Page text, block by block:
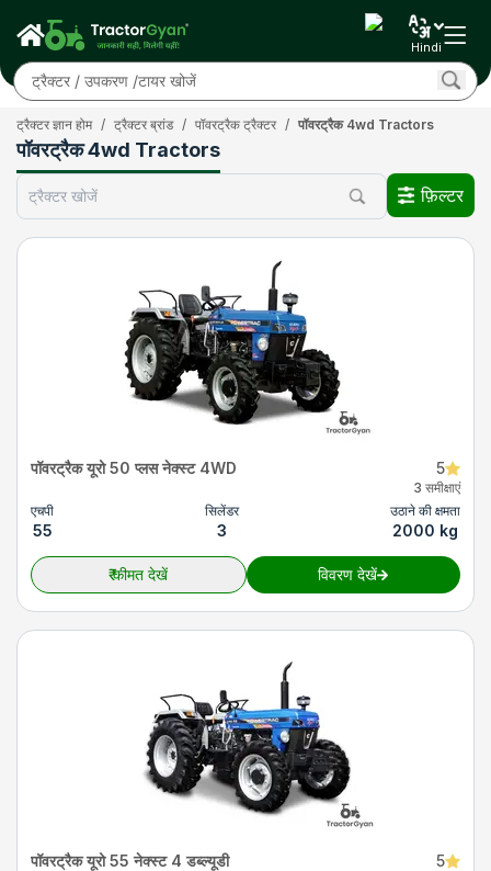
Hindi
पॉवरट्रैक 4wd Tractors
ट्रैक्टर ज्ञान होम / ट्रैक्टर ब्रांड / पॉवरट्रैक ट्रैक्टर / पॉवरट्रैक 4wd Tractors
फ़िल्टर
पॉवरट्रैक यूरो 50 प्लस नेक्स्ट 4WD 5
3 समीक्षाएं
एचपी
55
सिलेंडर
3
उठाने की क्षमता
2000 kg
₹कीमत देखें विवरण देखें
पॉवरट्रैक यूरो 55 नेक्स्ट 4 डब्ल्यूडी 5